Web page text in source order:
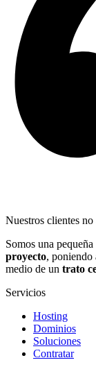
Nuestros clientes
Somos una
proyecto, poniendo
medio de un trato
Servicios
Hosting
Dominios
Soluciones
Contratar